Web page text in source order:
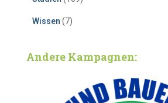
Wissen (7)
Andere Kampagnen: